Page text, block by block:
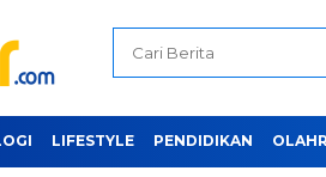
LIFESTYLE PENDIDIKAN